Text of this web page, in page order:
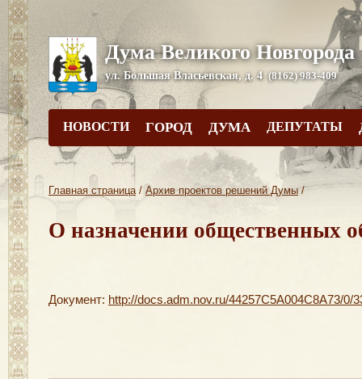
Дума Великого Новгорода
ул. Большая Власьевская, д. 4 (8162) 983-409
НОВОСТИ ГОРОД ДУМА ДЕПУТАТЫ
Главная страница/ Архив проектов решений Думы/
О назначении общественных
Документ: http://docs.adm.nov.ru/44257C5A004C8A73/